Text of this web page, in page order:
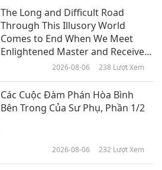
Tin Đáng Chú Ý
Tin Đáng Chú Ý
The Long and Difficult Road
Through This Illusory World
Comes to End When We Meet
Enlightened Master and Receive
2026-08-06 238 Lượt Xem
Các Cuộc Đàm Phán Hòa Bình
Bên Trong Của Sư Phụ, Phần 1/2
2026-08-06 232 Lượt Xem